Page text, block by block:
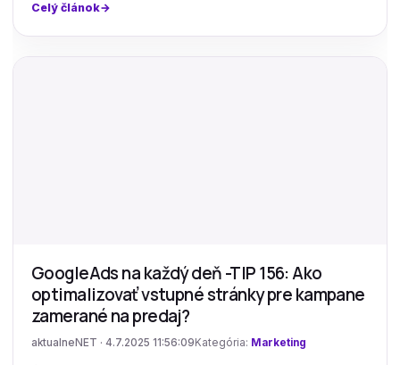
Celý článok
GoogleAds na každý deň -TIP 156: Ako
optimalizovať vstupné stránky pre kampane
zamerané na predaj?
aktualneNET · 4.7.2025 11:56:09 Kategória: Marketing